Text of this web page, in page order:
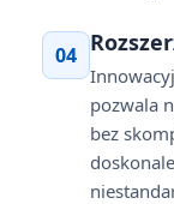
04
pozwala
bez